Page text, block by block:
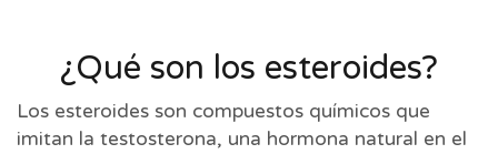
¿Qué son los esteroides?
Los esteroides son compuestos químicos que
imitan la testosterona, una hormona natural en el